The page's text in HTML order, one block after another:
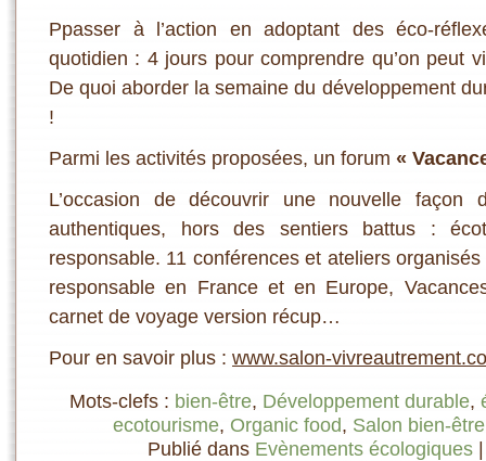
Ppasser à l’action en adoptant des éco-
quotidien : 4 jours pour comprendre qu’on peut
De quoi aborder la semaine du développement
!
Parmi les activités proposées, un forum «
L’occasion de découvrir une nouvelle façon
authentiques, hors des sentiers battus :
responsable. 11 conférences et ateliers
responsable en France et en Europe,
carnet de voyage version récup…
Pour en savoir plus : www.salon-
Mots-clefs : bien-être, Développement durable,
ecotourisme, Organic food, Salon bien-
Publié dans Evènements écologiques